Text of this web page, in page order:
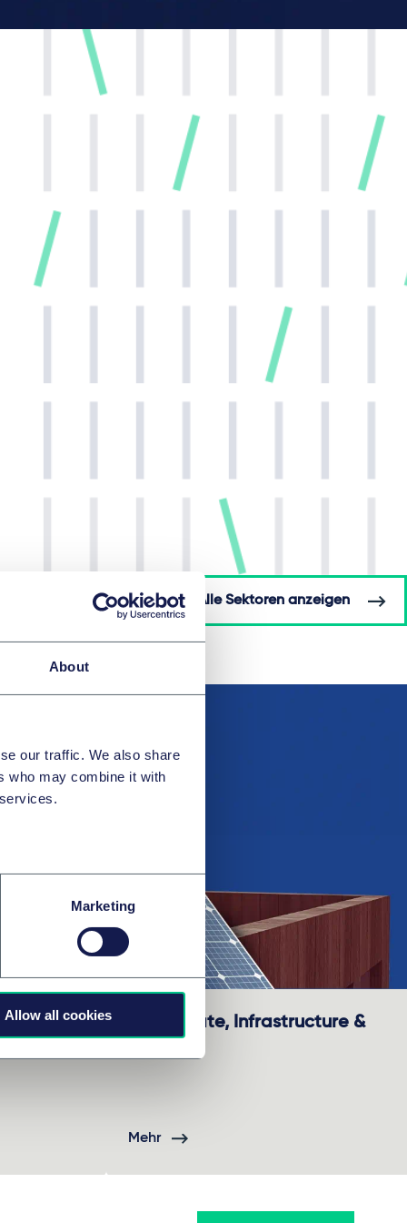
About
our traffic. We also share
who may combine it with
Marketing
Allow all cookies
Alle Sektoren anzeigen
Real Estate, Infrastructure &
Mehr